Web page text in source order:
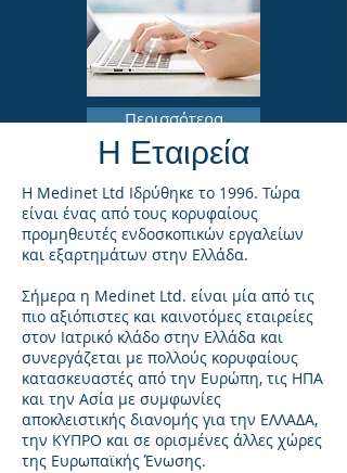
Περισσότερα
Νέα Προϊόντα
Ιατρική προστατευτική μάσκα N95
& FFP2 λευκού χρώματος
Περισσότερα
Η Εταιρεία
Η Medinet Ltd Ιδρύθηκε το 1996. Τώρα
είναι ένας από τους κορυφαίους
προμηθευτές ενδοσκοπικών εργαλείων
και εξαρτημάτων στην Ελλάδα.
Σήμερα η Medinet Ltd. είναι μία από τις
πιο αξιόπιστες και καινοτόμες εταιρείες
στον Ιατρικό κλάδο στην Ελλάδα και
συνεργάζεται με πολλούς κορυφαίους
κατασκευαστές από την Ευρώπη, τις ΗΠΑ
και την Ασία με συμφωνίες
αποκλειστικής διανομής για την ΕΛΛΑΔΑ,
την ΚΥΠΡΟ και σε ορισμένες άλλες χώρες
της Ευρωπαϊκής Ένωσης.